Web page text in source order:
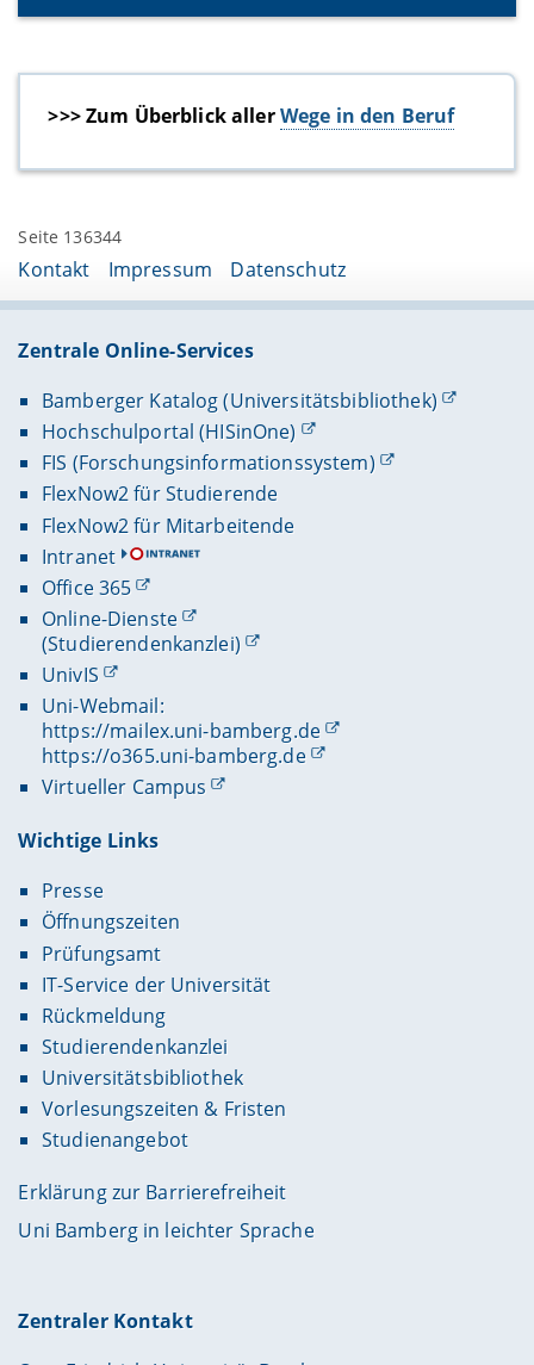
>>> Zum Überblick allerWege in den Beruf
Seite 136344
Kontakt Impressum Datenschutz
Zentrale Online-Services
Bamberger Katalog (Universitätsbibliothek)
Hochschulportal (HISinOne)
FIS (Forschungsinformationssystem)
FlexNow2 für Studierende
FlexNow2 für Mitarbeitende
Intranet
Office 365
Online-Dienste
(Studierendenkanzlei)
UnivIS
Uni-Webmail:
https://mailex.uni-bamberg.de
https://o365.uni-bamberg.de
Virtueller Campus
Wichtige Links
Presse
Öffnungszeiten
Prüfungsamt
IT-Service der Universität
Rückmeldung
Studierendenkanzlei
Universitätsbibliothek
Vorlesungszeiten & Fristen
Studienangebot
Erklärung zur Barrierefreiheit
Uni Bamberg in leichter Sprache
Zentraler Kontakt